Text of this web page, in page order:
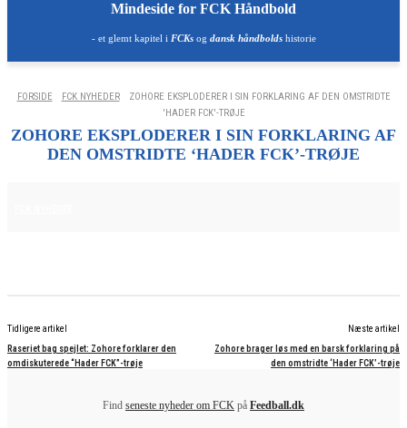
Mindeside for FCK Håndbold
- et glemt kapitel i FCKsog dansk håndboldshistorie
FORSIDE FCK NYHEDER
ZOHORE EKSPLODERER I SIN FORKLARING AF DEN OMSTRIDTE
'HADER FCK'-TRØJE
ZOHORE EKSPLODERER I SIN FORKLARING AF
DEN OMSTRIDTE ‘HADER FCK’-TRØJE
Tidligere artikel
Raseriet bag spejlet: Zohore forklarer den
omdiskuterede “Hader FCK”-trøje
Næste artikel
Zohore brager løs med en barsk forklaring på
den omstridte ‘Hader FCK’-trøje
Find seneste nyheder om FCK på Feedball.dk